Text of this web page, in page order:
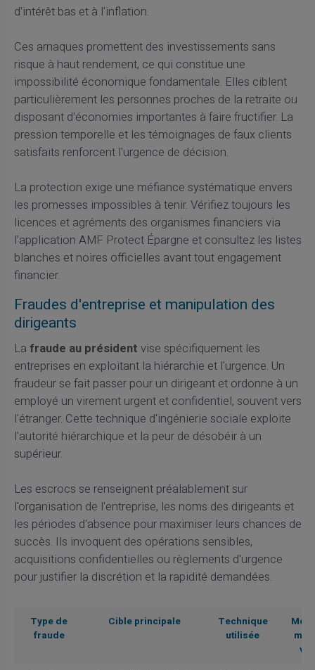
d'intérêt bas et à l'inflation.
Ces arnaques promettent des investissements sans
risque à haut rendement, ce qui constitue une
impossibilité économique fondamentale. Elles ciblent
particulièrement les personnes proches de la retraite ou
disposant d'économies importantes à faire fructifier. La
pression temporelle et les témoignages de faux clients
satisfaits renforcent l'urgence de décision.
La protection exige une méfiance systématique envers
les promesses impossibles à tenir. Vérifiez toujours les
licences et agréments des organismes financiers via
l'application AMF Protect Épargne et consultez les listes
blanches et noires officielles avant tout engagement
financier.
Fraudes d'entreprise et manipulation des
dirigeants
La fraude au président vise spécifiquement les
entreprises en exploitant la hiérarchie et l'urgence. Un
fraudeur se fait passer pour un dirigeant et ordonne à un
employé un virement urgent et confidentiel, souvent vers
l'étranger. Cette technique d'ingénierie sociale exploite
l'autorité hiérarchique et la peur de désobéir à un
supérieur.
Les escrocs se renseignent préalablement sur
l'organisation de l'entreprise, les noms des dirigeants et
les périodes d'absence pour maximiser leurs chances de
succès. Ils invoquent des opérations sensibles,
acquisitions confidentielles ou règlements d'urgence
pour justifier la discrétion et la rapidité demandées.
Type de
fraude
Cible principale
Technique
utilisée